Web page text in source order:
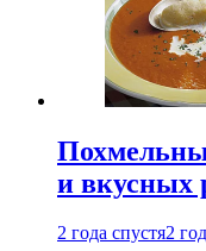
и вкусных
2 года спустя2